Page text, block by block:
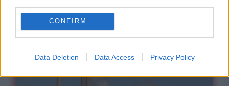
CONFIRM
Data Deletion Data Access Privacy Policy
profesor de matematică: A fost cu dedicație
pentru elevii din București